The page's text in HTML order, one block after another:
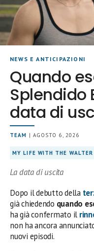
NEWS E ANTICIPAZIONI
Quando
Splendido
data di
TEAM | AGOSTO 6, 2026
MY LIFE WITH THE WALTER
La data di uscita
Dopo il debutto della
già chiedendo quando
ha già confermato il
non ha ancora
nuovi episodi.